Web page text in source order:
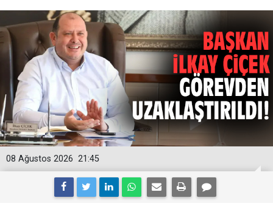
21:45
08 Ağustos 2026